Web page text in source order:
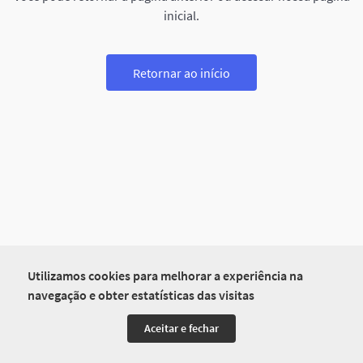
Utilizamos cookies para melhorar a experiência na
navegação e obter estatísticas das visitas
Aceitar e fechar
inicial.
Retornar ao início